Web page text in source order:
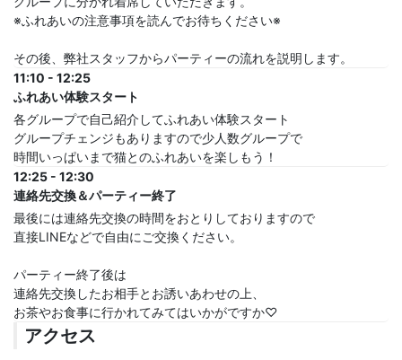
※ふれあいの注意事項を読んでお待ちください※
その後、弊社スタッフからパーティーの流れを説明します。
11:10 - 12:25
ふれあい体験スタート
各グループで自己紹介してふれあい体験スタート
グループチェンジもありますので少人数グループで
時間いっぱいまで猫とのふれあいを楽しもう！
12:25 - 12:30
連絡先交換＆パーティー終了
最後には連絡先交換の時間をおとりしておりますので
直接LINEなどで自由にご交換ください。
パーティー終了後は
連絡先交換したお相手とお誘いあわせの上、
お茶やお食事に行かれてみてはいかがですか♡
アクセス